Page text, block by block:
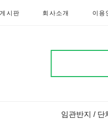
게시판 회사소개 이용
임관반지 / 단